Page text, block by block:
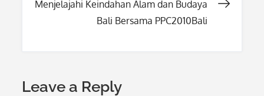
Menjelajahi Keindahan Alam dan Budaya
Bali Bersama PPC2010Bali
Leave a Reply